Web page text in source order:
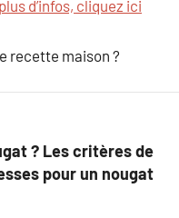
d’infos, cliquez ici
recette maison ?
? Les critères de
pour un nougat